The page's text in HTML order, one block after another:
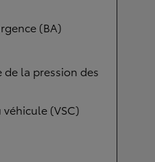
(BA)
de la pression des
(VSC)